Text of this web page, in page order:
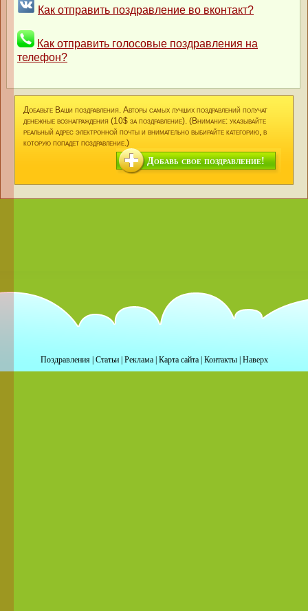
Как отправить поздравление во вконтакт?
Как отправить голосовые поздравления на
телефон?
Добавьте Ваши поздравления. Авторы самых лучших поздравлений получат
денежные вознаграждения (10$ за поздравление). (Внимание: указывайте
реальный адрес электронной почты и внимательно выбирайте категорию, в
которую попадет поздравление.)
Добавь свое поздравление!
Поздравления| Статьи| Реклама| Карта сайта| Контакты| Наверх